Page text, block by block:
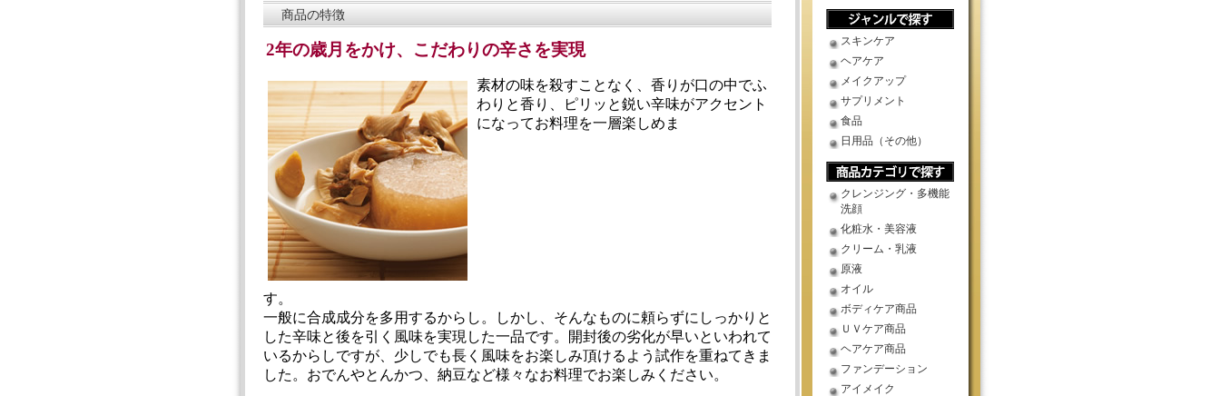
商品の特徴
2年の歳月をかけ、こだわりの辛さを実現
素材の味を殺すことなく、香りが口の中でふ
わりと香り、ピリッと鋭い辛味がアクセント
になってお料理を一層楽しめま
す。
一般に合成成分を多用するからし。しかし、そんなものに頼らずにしっかりと
した辛味と後を引く風味を実現した一品です。開封後の劣化が早いといわれて
いるからしですが、少しでも長く風味をお楽しみ頂けるよう試作を重ねてきま
した。おでんやとんかつ、納豆など様々なお料理でお楽しみください。
スキンケア
ヘアケア
メイクアップ
サプリメント
食品
日用品（その他）
クレンジング・多機能
洗顔
化粧水・美容液
クリーム・乳液
原液
オイル
ボディケア商品
ＵＶケア商品
ヘアケア商品
ファンデーション
アイメイク